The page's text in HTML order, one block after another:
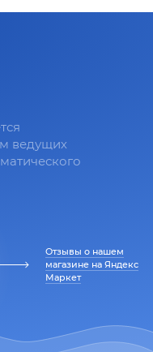
ведущих
Отзывы о нашем
магазине на Яндекс
Маркет